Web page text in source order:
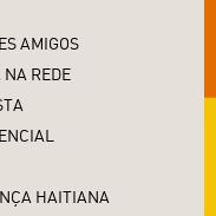
AMIGOS
REDE
HAITIANA